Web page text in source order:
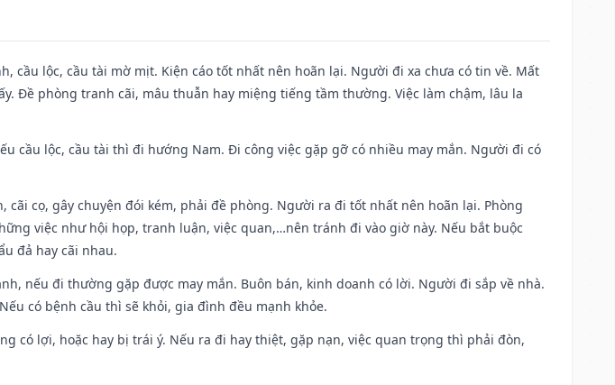
cầu lộc, cầu tài mờ mịt. Kiện cáo tốt nhất nên hoãn lại. Người đi xa chưa có tin về. Mất
Đề phòng tranh cãi, mâu thuẫn hay miệng tiếng tầm thường. Việc làm chậm, lâu la
cầu lộc, cầu tài thì đi hướng Nam. Đi công việc gặp gỡ có nhiều may mắn. Người đi có
cãi cọ, gây chuyện đói kém, phải đề phòng. Người ra đi tốt nhất nên hoãn lại. Phòng
việc như hội họp, tranh luận, việc quan,…nên tránh đi vào giờ này. Nếu bắt buộc
đả hay cãi nhau.
nếu đi thường gặp được may mắn. Buôn bán, kinh doanh có lời. Người đi sắp về nhà.
có bệnh cầu thì sẽ khỏi, gia đình đều mạnh khỏe.
có lợi, hoặc hay bị trái ý. Nếu ra đi hay thiệt, gặp nạn, việc quan trọng thì phải đòn,